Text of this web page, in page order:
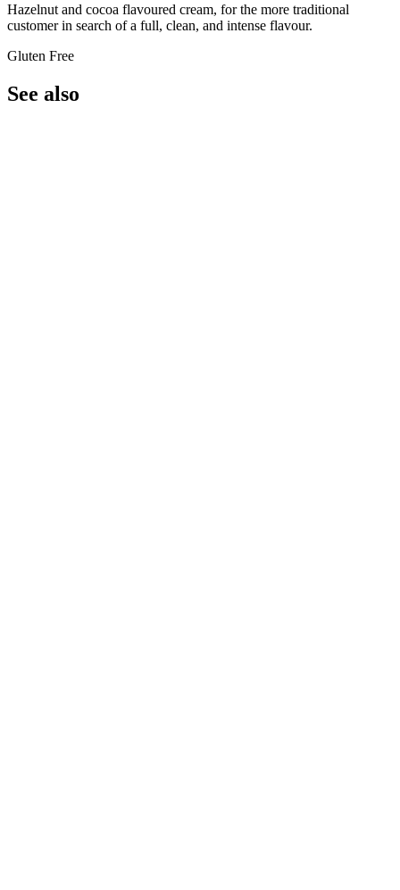
Hazelnut and cocoa flavoured cream, for the more traditional
customer in search of a full, clean, and intense flavour.
Gluten Free
See also